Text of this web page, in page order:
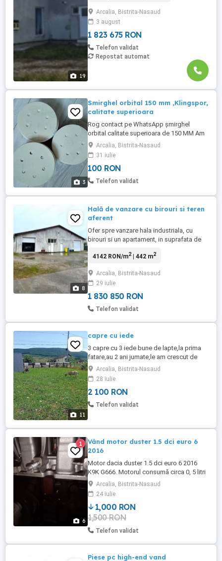
19
posibilitati de exploatare, amplasata pe
un teren generos de 2.816 mp, cu
deschidere la drum de 32 m si acces
Arcalia, Bistrita-Nasaud
3 august
1 823 675 RON
Telefon validat
Repostat automat
3
Smirghel orbital 150 mm ,Klingspor,
calitate superioara
Rog contact pe WhatsApp șmirghel
orbital calitate superioara de 150 MM Am
următoarele granulații: P 40,60,80,12 Cutia
are 100 de bucati
Arcalia, Bistrita-Nasaud
31 iulie
100 RON
Telefon validat
8
Hală de vanzare cu birouri si teren
aferent
Ofer spre vanzare hala industriala, cu
birouri si un apartament, in suprafata de
Hala este echipata pentru service auto,
compartimentata in doua incaperi
spatioase+ un vestiar, un birou si trei bai la
parter, iar la etaj ...
4142 RON/m2| 442 m2
Arcalia, Bistrita-Nasaud
29 iulie
1 830 850 RON
Telefon validat
11
capre cu iede
3 capre cu 3 iede bune de lapte,la prima
fatare,au 2 ani jumate,le am crescut de
ieduțe.una alpină franceză,doua metid de
alpină,sunt foarte blinde pasc și priponite,
preț mic,plec din țară.
Arcalia, Bistrita-Nasaud
28 iulie
2 100 RON
Telefon validat
6
1
Vând motor duster 1.5 dci euro 6
2016
Motor dacia duster 1.5 dci euro 6 2016
K9K G666. Motorul consumă circa 0, 5 litri
de ulei la 1000 km,în rest are totul în
regula.
Arcalia, Bistrita-Nasaud
24 iulie
1,000 RON
1,500 RON
Telefon validat
Piese pc high-end vand